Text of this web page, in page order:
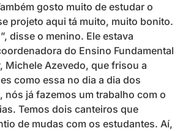
gosto muito de estudar o
projeto aqui tá muito, muito bonito.
disse o menino. Ele estava
do Ensino Fundamental
Michele Azevedo, que frisou a
como essa no dia a dia dos
nós já fazemos um trabalho com o
Temos dois canteiros que
de mudas com os estudantes. Aí,